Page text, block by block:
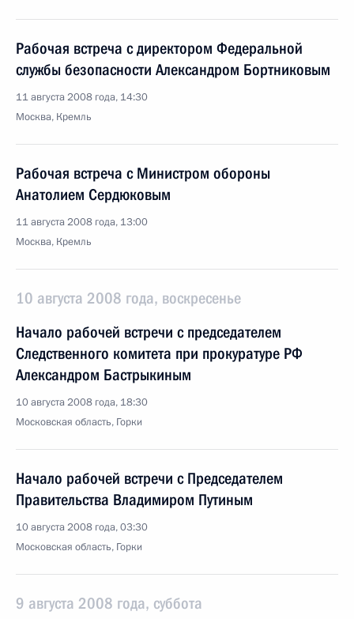
Рабочая встреча с директором Федеральной
службы безопасности Александром Бортниковым
11 августа 2008 года, 14:30
Москва, Кремль
Рабочая встреча с Министром обороны
Анатолием Сердюковым
11 августа 2008 года, 13:00
Москва, Кремль
10 августа 2008 года, воскресенье
Начало рабочей встречи с председателем
Следственного комитета при прокуратуре РФ
Александром Бастрыкиным
10 августа 2008 года, 18:30
Московская область, Горки
Начало рабочей встречи с Председателем
Правительства Владимиром Путиным
10 августа 2008 года, 03:30
Московская область, Горки
9 августа 2008 года, суббота